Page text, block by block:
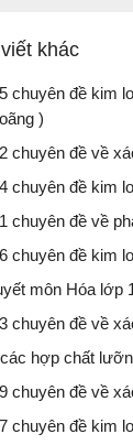
khác
chuyên đề kim
)
chuyên đề về
chuyên đề kim
chuyên đề về
chuyên đề kim
môn Hóa lớp
chuyên đề về
hợp chất
chuyên đề về
chuyên đề kim